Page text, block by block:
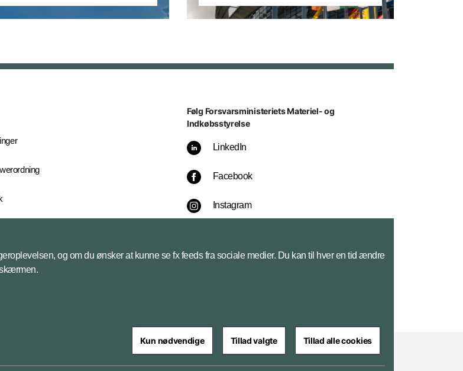
Følg Forsvarsministeriets Materiel- og
Indkøbsstyrelse
LinkedIn
Facebook
Instagram
og om du ønsker at kunne se fx feeds fra sociale medier. Du kan til hver en tid ændre
Kun nødvendige Tillad valgte Tillad alle cookies